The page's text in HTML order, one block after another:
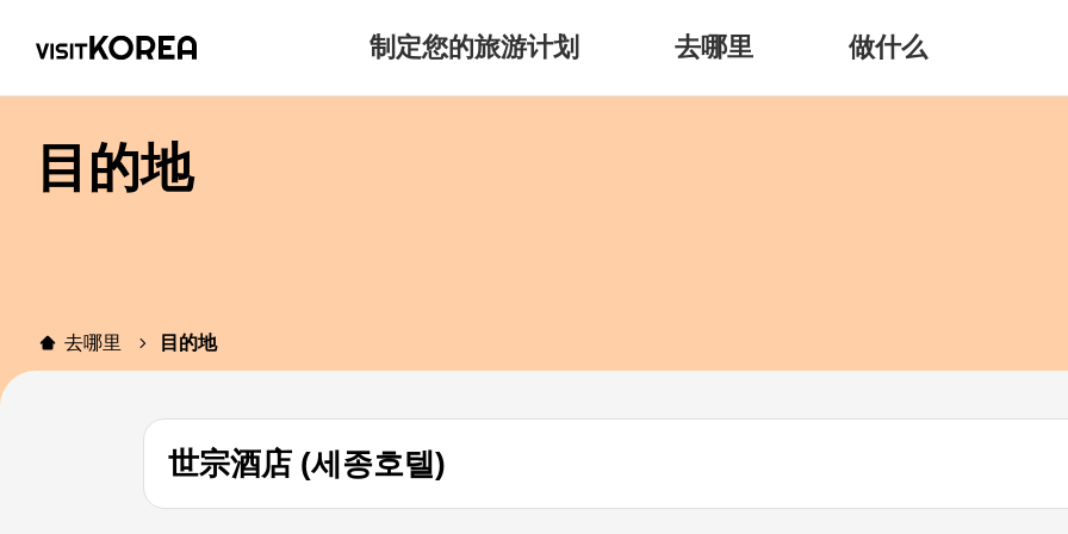
制定您的旅游计划 去哪里 做什么
目的地
去哪里 目的地
世宗酒店 (세종호텔)